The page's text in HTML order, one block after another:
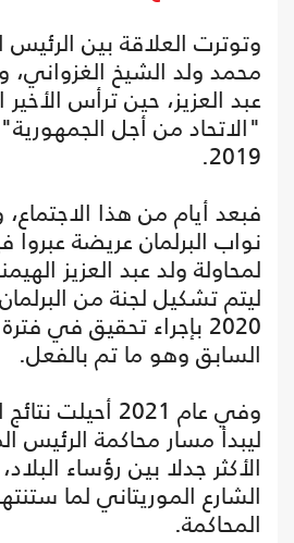
وتوترت العلاقة بين الرئيس
محمد ولد الشيخ
عبد العزيز، حين ترأس الأخير
"الاتحاد من أجل
2019.
فبعد أيام من هذا
نواب البرلمان عريضة
لمحاولة ولد عبد العزيز
ليتم تشكيل لجنة من
2020 بإجراء تحقيق في
السابق وهو ما تم بالفعل.
وفي عام 2021
ليبدأ مسار محاكمة الرئيس
الأكثر جدلا بين رؤساء
الشارع الموريتاني لما
المحاكمة.